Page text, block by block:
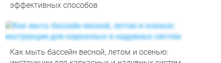
эффективных способов
Как мыть бассейн весной, летом и осенью: